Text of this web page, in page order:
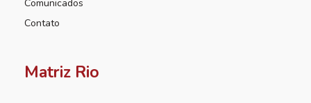
Comunicados
Contato
Matriz Rio